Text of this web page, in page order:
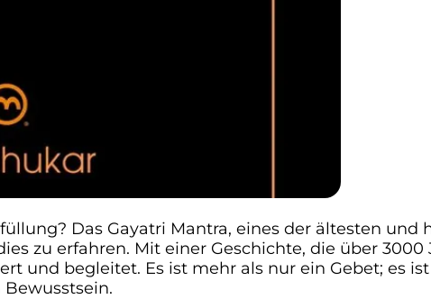
Das Gayatri Mantra, eines der ältesten und
zu erfahren. Mit einer Geschichte, die über
und begleitet. Es ist mehr als nur ein Gebet; es